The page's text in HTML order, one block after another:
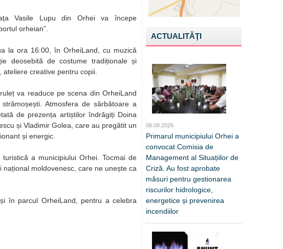
Vasile Lupu din Orhei va începe
orheian”.
la ora 16:00, în OrheiLand, cu muzică
deosebită de costume tradiționale și
creative pentru copii.
va readuce pe scena din OrheiLand
Atmosfera de sărbătoare a
de prezența artiștilor îndrăgiți Doina
și Vladimir Golea, care au pregătit un
și energic.
a municipiului Orhei. Tocmai de
moldovenesc, care ne unește ca
în parcul OrheiLand, pentru a celebra
ACTUALITĂŢI
06.08.2026
Primarul municipiului Orhei a
convocat Comisia de
Management al Situațiilor de
Criză. Au fost aprobate
măsuri pentru gestionarea
riscurilor hidrologice,
energetice și prevenirea
incendiilor